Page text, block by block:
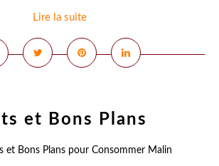
Lire la suite
et Bons Plans